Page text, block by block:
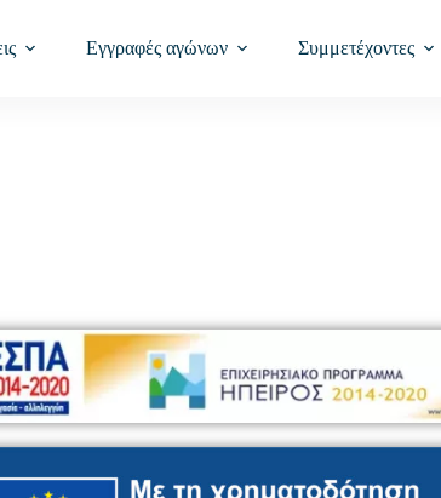
Εγγραφές αγώνων Συμμετέχοντες